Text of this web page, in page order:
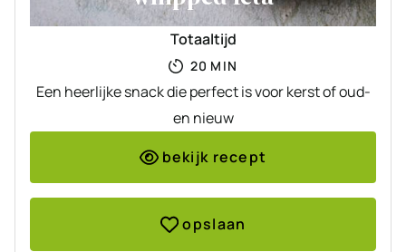
Totaaltijd
20 MINUTEN
MIN
Een heerlijke snack die perfect is voor kerst of oud-
en nieuw
bekijk recept
opslaan